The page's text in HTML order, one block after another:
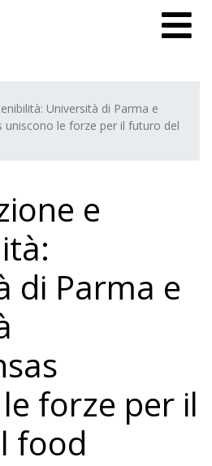
Università di Parma e
uniscono le forze per il futuro del
e
di Parma e
forze per il
food